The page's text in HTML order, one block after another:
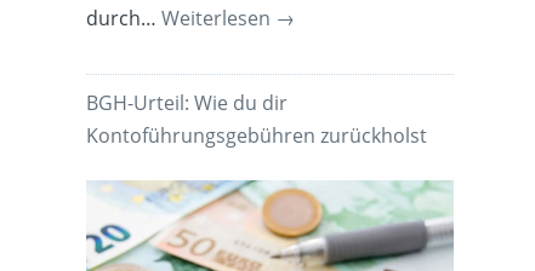
durch…Weiterlesen →
BGH-Urteil: Wie du dir
Kontoführungsgebühren zurückholst